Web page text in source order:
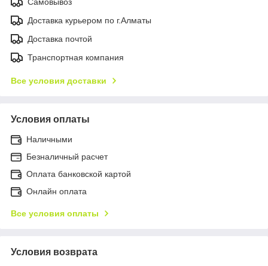
Доставка курьером по г.Алматы
Доставка почтой
Транспортная компания
Все условия доставки
Условия оплаты
Наличными
Безналичный расчет
Оплата банковской картой
Онлайн оплата
Все условия оплаты
Условия возврата